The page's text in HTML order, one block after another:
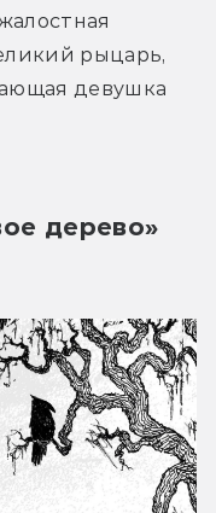
рыцарь,
девушка
дерево»